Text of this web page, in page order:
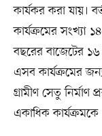
কার্যকর করা যায়।
কার্যক্রমের
বছরের বাজেটের
এসব কার্যক্রমের
গ্রামীণ সেতু নির্মাণ
একাধিক